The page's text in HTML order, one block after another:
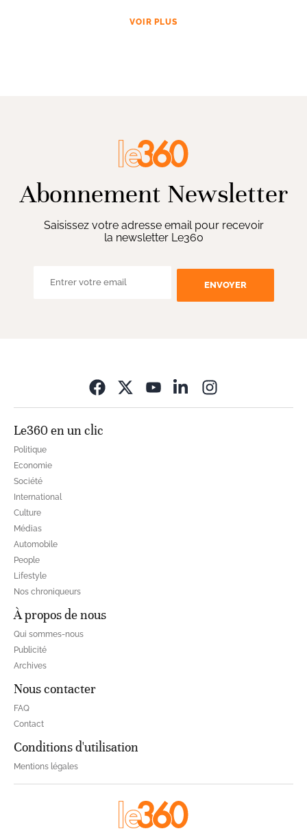
VOIR PLUS
Abonnement Newsletter
Saisissez votre adresse email pour recevoir
la newsletter Le360
ENVOYER
Le360 en un clic
Politique
Economie
Société
International
Culture
Médias
Automobile
People
Lifestyle
Nos chroniqueurs
À propos de nous
Qui sommes-nous
Publicité
Archives
Nous contacter
FAQ
Contact
Conditions d'utilisation
Mentions légales